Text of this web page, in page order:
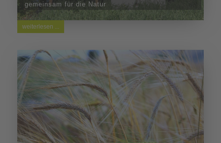
gemeinsam für die Natur
weiterlesen ...